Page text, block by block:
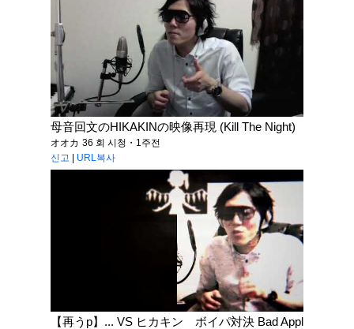
母音回文のHIKAKINの映像再現 (Kill The Night)
オオカ 36 회 시청・1주전
신고
URL복사
【再うp】... VS ヒカキン ボイパ対決 Bad Appl